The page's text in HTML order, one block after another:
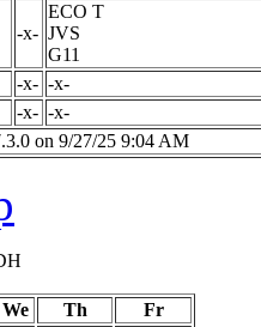
-x-
ECO T
JVS
G11
-x- -x-
-x- -x-
on 9/27/25 9:04 AM
We Th
Fr